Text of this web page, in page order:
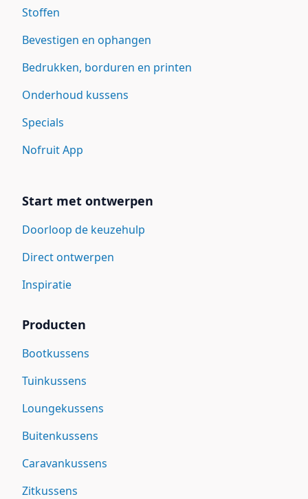
Stoffen
Bevestigen en ophangen
Bedrukken, borduren en printen
Onderhoud kussens
Specials
Nofruit App
Start met ontwerpen
Doorloop de keuzehulp
Direct ontwerpen
Inspiratie
Producten
Bootkussens
Tuinkussens
Loungekussens
Buitenkussens
Caravankussens
Zitkussens